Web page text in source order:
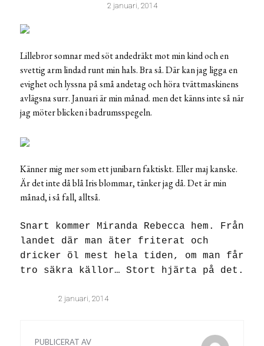
2 januari, 2014
Lillebror somnar med söt andedräkt mot min kind och en
svettig arm lindad runt min hals. Bra så. Där kan jag ligga en
evighet och lyssna på små andetag och höra tvättmaskinens
avlägsna surr. Januari är min månad. men det känns inte så när
jag möter blicken i badrumsspegeln.
Känner mig mer som ett junibarn faktiskt. Eller maj kanske.
Är det inte då blå Iris blommar, tänker jag då. Det är min
månad, i så fall, alltså.
Snart kommer Miranda Rebecca hem. Från
landet där man äter friterat och
dricker öl mest hela tiden, om man får
tro säkra källor… Stort hjärta på det.
2 januari, 2014
PUBLICERAT AV